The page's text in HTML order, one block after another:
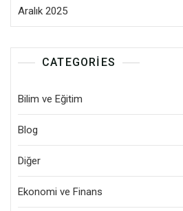
Aralık 2025
CATEGORIES
Bilim ve Eğitim
Blog
Diğer
Ekonomi ve Finans